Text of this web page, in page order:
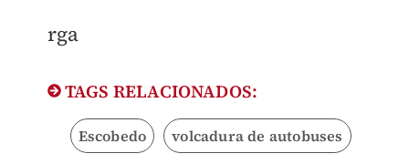
rga
TAGS RELACIONADOS:
Escobedo volcadura de autobuses